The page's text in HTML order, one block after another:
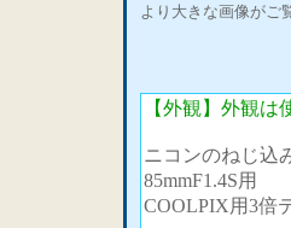
より大きな画像がご
【外観】外観
ニコンのねじ込
85mmF1.4S用
COOLPIX用3倍